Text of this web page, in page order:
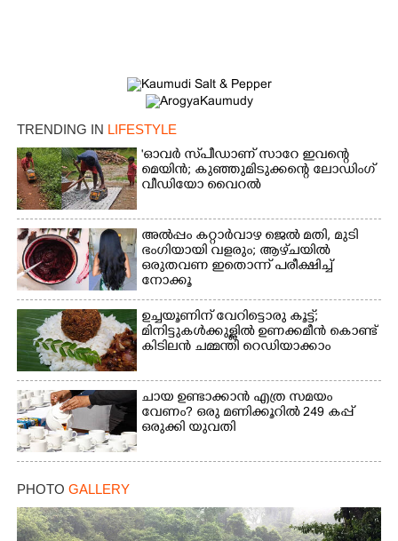
TRENDING IN LIFESTYLE
'ഓവർ സ്‌പീഡാണ് സാറേ ഇവന്റെ
മെയിൻ; കുഞ്ഞുമിടുക്കന്റെ ലോഡിംഗ്
വീഡിയോ വൈറൽ
അൽപ്പം കറ്റാർവാഴ ജെൽ മതി, മുടി
ഭംഗിയായി വളരും; ആഴ്‌ചയിൽ
ഒരുതവണ ഇതൊന്ന് പരീക്ഷിച്ച്
നോക്കൂ
ഉച്ചയൂണിന് വേറിട്ടൊരു കൂട്ട്;
മിനിട്ടുകൾക്കുള്ളിൽ ഉണക്കമീൻ കൊണ്ട്
കിടിലൻ ചമ്മന്തി റെഡിയാക്കാം
ചായ ഉണ്ടാക്കാൻ എത്ര സമയം
വേണം? ഒരു മണിക്കൂറിൽ 249 കപ്പ്
ഒരുക്കി യുവതി
PHOTO GALLERY